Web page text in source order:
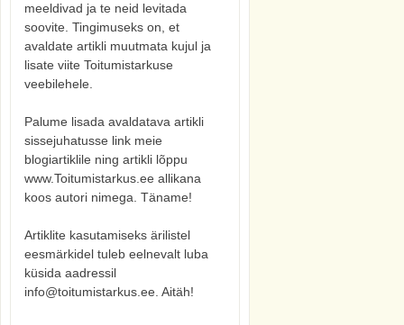
meeldivad ja te neid levitada
soovite. Tingimuseks on, et
avaldate artikli muutmata kujul ja
lisate viite Toitumistarkuse
veebilehele.
Palume lisada avaldatava artikli
sissejuhatusse link meie
blogiartiklile ning artikli lõppu
www.Toitumistarkus.ee allikana
koos autori nimega. Täname!
Artiklite kasutamiseks ärilistel
eesmärkidel tuleb eelnevalt luba
küsida aadressil
info@toitumistarkus.ee. Aitäh!